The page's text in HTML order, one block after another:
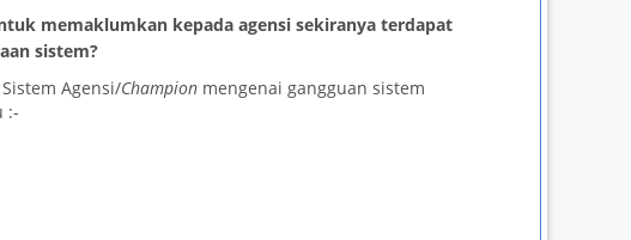
memaklumkan kepada agensi sekiranya terdapat
sistem?
Agensi/Champion mengenai gangguan sistem
:-